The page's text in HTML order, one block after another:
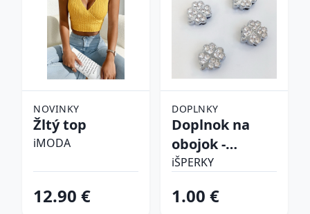
NOVINKY
Žltý top
iMODA
12.90 €
DOPLNKY
Doplnok na
obojok -
Štvorlístok
iŠPERKY
1.00 €